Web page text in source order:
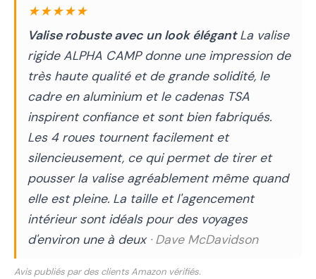
★★★★★
Valise robuste avec un look élégantLa valise
rigide ALPHA CAMP donne une impression de
très haute qualité et de grande solidité, le
cadre en aluminium et le cadenas TSA
inspirent confiance et sont bien fabriqués.
Les 4 roues tournent facilement et
silencieusement, ce qui permet de tirer et
pousser la valise agréablement même quand
elle est pleine. La taille et l'agencement
intérieur sont idéals pour des voyages
d'environ une à deux · Dave McDavidson
Avis publiés par des clients Amazon vérifiés.